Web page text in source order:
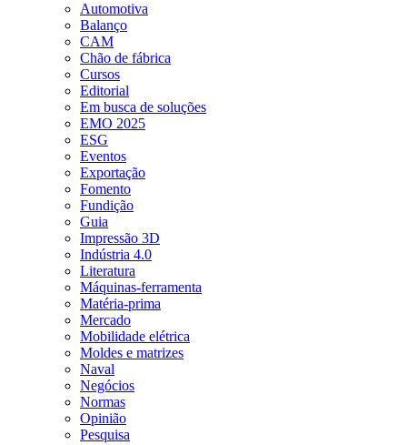
Automotiva
Balanço
CAM
Chão de fábrica
Cursos
Editorial
Em busca de soluções
EMO 2025
ESG
Eventos
Exportação
Fomento
Fundição
Guia
Impressão 3D
Indústria 4.0
Literatura
Máquinas-ferramenta
Matéria-prima
Mercado
Mobilidade elétrica
Moldes e matrizes
Naval
Negócios
Normas
Opinião
Pesquisa